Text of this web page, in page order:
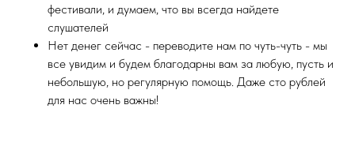
фестивали, и думаем, что вы всегда найдете
слушателей
Нет денег сейчас - переводите нам по чуть-чуть - мы
все увидим и будем благодарны вам за любую, пусть и
небольшую, но регулярную помощь. Даже сто рублей
для нас очень важны!